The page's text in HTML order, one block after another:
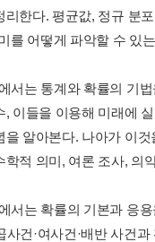
리한다. 평균값, 정규 분
미를 어떻게 파악할 수 있
서는 통계와 확률의 기
, 이들을 이용해 미래에
을 알아본다. 나아가 이
학적 의미, 여론 조사, 의
서는 확률의 기본과 응
사건·여사건·배반 사건